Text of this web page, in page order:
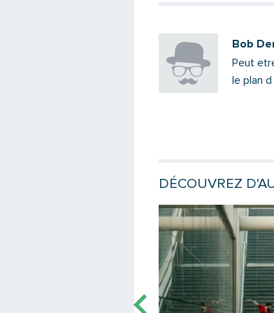
Bob
Peut
le plan
DÉCOUVREZ
Lire la suite